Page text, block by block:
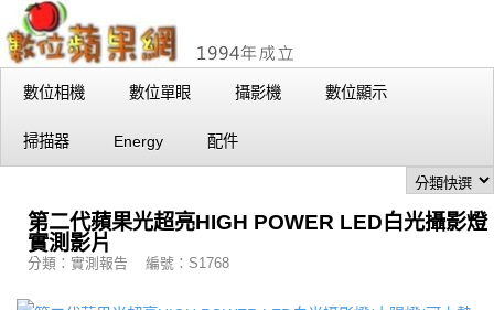
數位相機 數位單眼 攝影機 數位顯示
掃描器 Energy 配件
第二代蘋果光超亮HIGH POWER LED白光攝影燈
實測影片
分類：實測報告 編號：S1768